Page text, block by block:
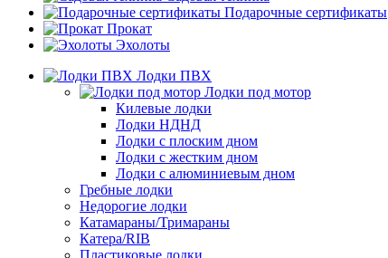
Подарочные сертификаты
Прокат
Эхолоты
Лодки ПВХ
Лодки под мотор
Килевые лодки
Лодки НДНД
Лодки с плоским дном
Лодки с жестким дном
Лодки с алюминиевым дном
Гребные лодки
Недорогие лодки
Катамараны/Тримараны
Катера/RIB
Пластиковые лодки